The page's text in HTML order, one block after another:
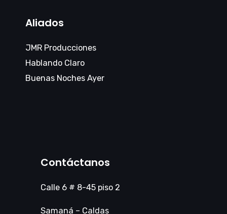
Aliados
JMR Producciones
Hablando Claro
Buenas Noches Ayer
Contáctanos
Calle 6 # 8-45 piso 2
Samaná – Caldas